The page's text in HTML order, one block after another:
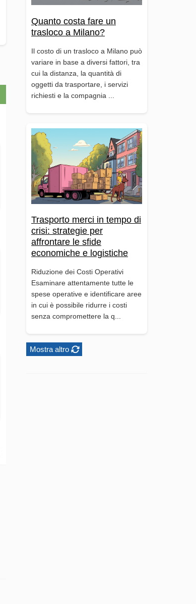
Quanto costa fare un
trasloco a Milano?
Il costo di un trasloco a Milano può
variare in base a diversi fattori, tra
cui la distanza, la quantità di
oggetti da trasportare, i servizi
richiesti e la compagnia ...
Trasporto merci in tempo di
crisi: strategie per
affrontare le sfide
economiche e logistiche
Riduzione dei Costi Operativi
Esaminare attentamente tutte le
spese operative e identificare aree
in cui è possibile ridurre i costi
senza compromettere la q...
Mostra altro